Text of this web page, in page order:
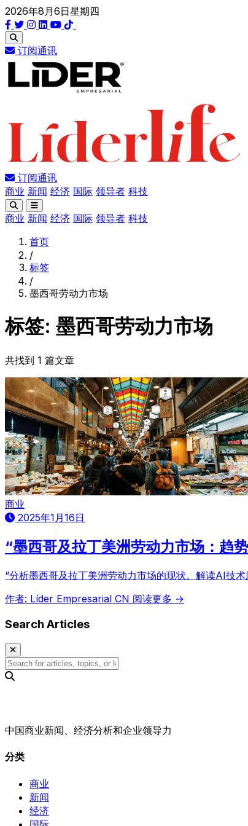
2026年8月6日星期四
订阅通讯
订阅通讯
商业 新闻 经济 国际 领导者 科技
商业 新闻 经济 国际 领导者 科技
首页
/
标签
/
墨西哥劳动力市场
标签: 墨西哥劳动力市场
共找到 1 篇文章
商业
2025年1月16日
“墨西哥及拉丁美洲劳动力市场：趋
“分析墨西哥及拉丁美洲劳动力市场的现状。解读AI技
作者: Líder Empresarial CN 阅读更多 →
Search Articles
中国商业新闻、经济分析和企业领导力
分类
商业
新闻
经济